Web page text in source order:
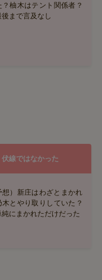
？柚木はテント関係者？
まで言及なし
伏線ではなかった
想）新庄はわざとまかれ
木とやり取りしていた？
にまかれただけだった